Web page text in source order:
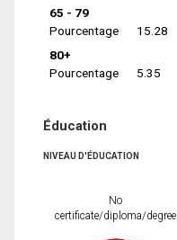
65 - 79
Pourcentage
15.28
80+
Pourcentage
5.35
Éducation
NIVEAU D'ÉDUCATION
No
certificate/diploma/degree